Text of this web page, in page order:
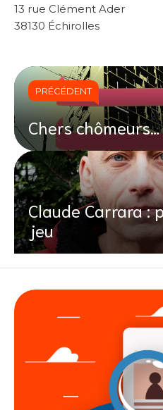
13 rue Clément Ader
38130 Échirolles
PRÉCÉDENT
Chers chômeurs…
Claude Carrara :
jeu